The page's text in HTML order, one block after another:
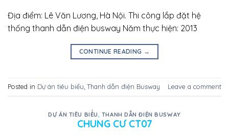
Địa điểm: Lê Văn Lương, Hà Nội. Thi công lắp đặt hệ
thống thanh dẫn điện busway Năm thực hiện: 2013
CONTINUE READING →
Posted in Dự án tiêu biểu, Thanh dẫn điện Busway Leave a comment
DỰ ÁN TIÊU BIỂU, THANH DẪN ĐIỆN BUSWAY
CHUNG CƯ CT07